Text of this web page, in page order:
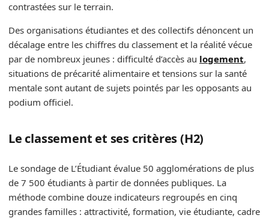
contrastées sur le terrain.
Des organisations étudiantes et des collectifs dénoncent un
décalage entre les chiffres du classement et la réalité vécue
par de nombreux jeunes : difficulté d’accès au logement,
situations de précarité alimentaire et tensions sur la santé
mentale sont autant de sujets pointés par les opposants au
podium officiel.
Le classement et ses critères (H2)
Le sondage de L’Étudiant évalue 50 agglomérations de plus
de 7 500 étudiants à partir de données publiques. La
méthode combine douze indicateurs regroupés en cinq
grandes familles : attractivité, formation, vie étudiante, cadre